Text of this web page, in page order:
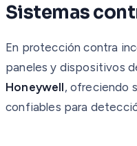
Sistemas
En protección contra
paneles y dispositivos
Honeywell, ofreciendo
confiables para